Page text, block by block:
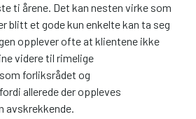
ti årene. Det kan nesten virke som
blitt et gode kun enkelte kan ta seg
opplever ofte at klientene ikke
videre til rimelige
forliksrådet og
allerede der oppleves
avskrekkende.